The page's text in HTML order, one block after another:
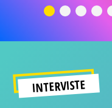
significato
INTERVISTE